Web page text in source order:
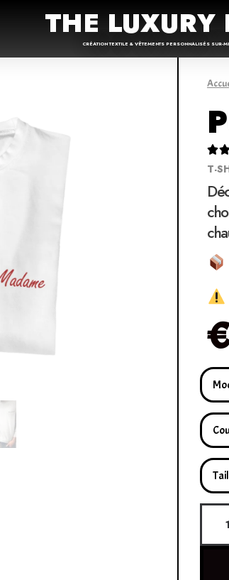
THE LUXURY
CRÉATION TEXTILE & VÊTEMENTS PERSONNALISÉS SUR-

T-